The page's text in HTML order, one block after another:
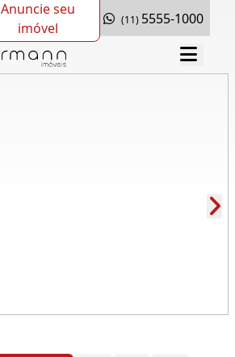
Anuncie seu
imóvel
(11) 5555-1000